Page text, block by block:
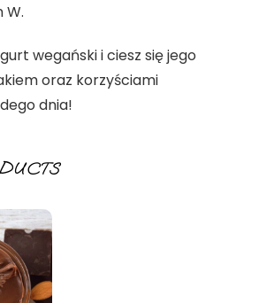
W.
wegański i ciesz się jego
oraz korzyściami
dnia!